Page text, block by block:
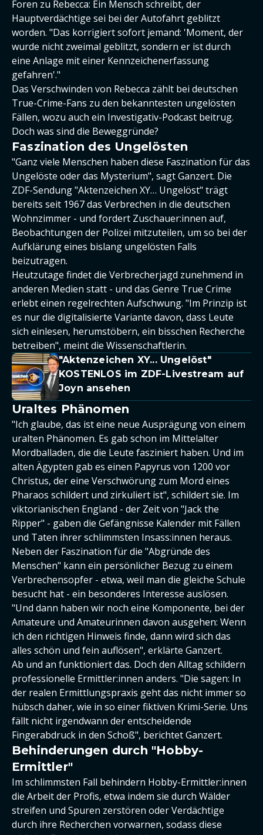
Foren zu Rebecca: Ein Mensch schreibt, der
Hauptverdächtige sei bei der Autofahrt geblitzt
worden. "Das korrigiert sofort jemand: 'Moment, der
wurde nicht zweimal geblitzt, sondern er ist durch
eine Anlage mit einer Kennzeichenerfassung
gefahren'."
Das Verschwinden von Rebecca zählt bei deutschen
True-Crime-Fans zu den bekanntesten ungelösten
Fällen, wozu auch ein Investigativ-Podcast beitrug.
Doch was sind die Beweggründe?
Faszination des Ungelösten
"Ganz viele Menschen haben diese Faszination für das
Ungelöste oder das Mysterium", sagt Ganzert. Die
ZDF-Sendung "Aktenzeichen XY… Ungelöst" trägt
bereits seit 1967 das Verbrechen in die deutschen
Wohnzimmer - und fordert Zuschauer:innen auf,
Beobachtungen der Polizei mitzuteilen, um so bei der
Aufklärung eines bislang ungelösten Falls
beizutragen.
Heutzutage findet die Verbrecherjagd zunehmend in
anderen Medien statt - und das Genre True Crime
erlebt einen regelrechten Aufschwung. "Im Prinzip ist
es nur die digitalisierte Variante davon, dass Leute
sich einlesen, herumstöbern, ein bisschen Recherche
betreiben", meint die Wissenschaftlerin.
"Aktenzeichen XY... Ungelöst"
KOSTENLOS im ZDF-Livestream auf
Joyn ansehen
Uraltes Phänomen
"Ich glaube, das ist eine neue Ausprägung von einem
uralten Phänomen. Es gab schon im Mittelalter
Mordballaden, die die Leute fasziniert haben. Und im
alten Ägypten gab es einen Papyrus von 1200 vor
Christus, der eine Verschwörung zum Mord eines
Pharaos schildert und zirkuliert ist", schildert sie. Im
viktorianischen England - der Zeit von "Jack the
Ripper" - gaben die Gefängnisse Kalender mit Fällen
und Taten ihrer schlimmsten Insass:innen heraus.
Neben der Faszination für die "Abgründe des
Menschen" kann ein persönlicher Bezug zu einem
Verbrechensopfer - etwa, weil man die gleiche Schule
besucht hat - ein besonderes Interesse auslösen.
"Und dann haben wir noch eine Komponente, bei der
Amateure und Amateurinnen davon ausgehen: Wenn
ich den richtigen Hinweis finde, dann wird sich das
alles schön und fein auflösen", erklärte Ganzert.
Ab und an funktioniert das. Doch den Alltag schildern
professionelle Ermittler:innen anders. "Die sagen: In
der realen Ermittlungspraxis geht das nicht immer so
hübsch daher, wie in so einer fiktiven Krimi-Serie. Uns
fällt nicht irgendwann der entscheidende
Fingerabdruck in den Schoß", berichtet Ganzert.
Behinderungen durch "Hobby-
Ermittler"
Im schlimmsten Fall behindern Hobby-Ermittler:innen
die Arbeit der Profis, etwa indem sie durch Wälder
streifen und Spuren zerstören oder Verdächtige
durch ihre Recherchen vorwarnen, sodass diese